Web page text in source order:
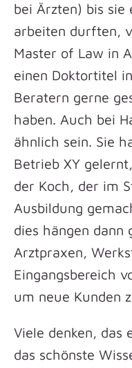
bei Ärzten) bis sie
arbeiten durften,
Master of Law in
einen Doktortitel
Beratern gerne
haben. Auch bei
ähnlich sein. Sie
Betrieb XY
der Koch, der im
Ausbildung
dies hängen dann
Arztpraxen,
Eingangsbereich
um neue Kunden
Viele denken, das
das schönste